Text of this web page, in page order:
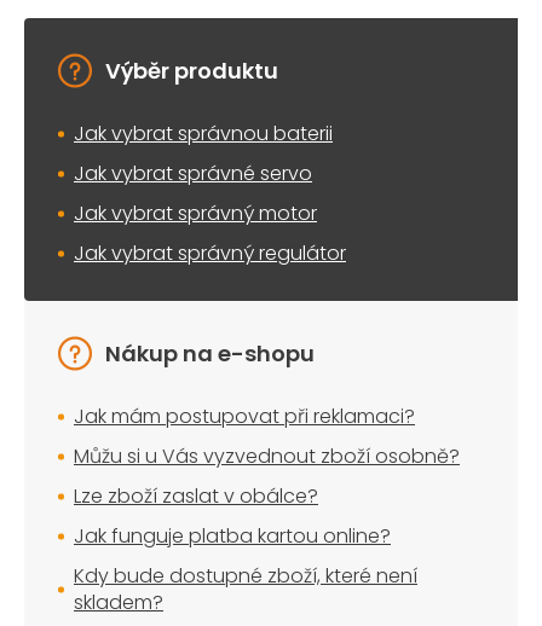
v
y
p
s
u
Výběr produktu
Jak vybrat správnou baterii
Jak vybrat správné servo
Jak vybrat správný motor
Jak vybrat správný regulátor
Nákup na e-shopu
Jak mám postupovat při reklamaci?
Můžu si u Vás vyzvednout zboží osobně?
Lze zboží zaslat v obálce?
Jak funguje platba kartou online?
Kdy bude dostupné zboží, které není
skladem?